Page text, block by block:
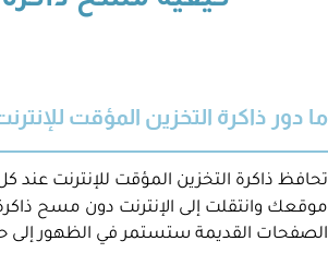
ما دور ذاكرة التخزين المؤقت
تحافظ ذاكرة التخزين المؤقت للإنترنت عند
موقعك وانتقلت إلى الإنترنت دون مسح
الصفحات القديمة ستستمر في الظهور